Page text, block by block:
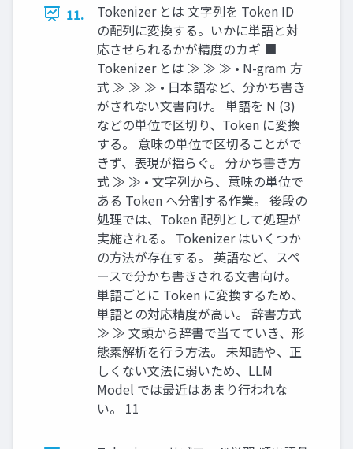
11.
Tokenizer とは 文字列を Token ID
の配列に変換する。いかに単語と対
応させられるかが精度のカギ ■
Tokenizer とは ≫ ≫ ≫ • N-gram 方
式 ≫ ≫ ≫ • 日本語など、分かち書き
がされない文書向け。 単語を N (3)
などの単位で区切り、Token に変換
する。 意味の単位で区切ることがで
きず、表現が揺らぐ。 分かち書き方
式 ≫ ≫ • 文字列から、意味の単位で
ある Token へ分割する作業。 後段の
処理では、Token 配列として処理が
実施される。 Tokenizer はいくつか
の方法が存在する。 英語など、スペ
ースで分かち書きされる文書向け。
単語ごとに Token に変換するため、
単語との対応精度が高い。 辞書方式
≫ ≫ 文頭から辞書で当てていき、形
態素解析を行う方法。 未知語や、正
しくない文法に弱いため、LLM
Model では最近はあまり行われな
い。 11